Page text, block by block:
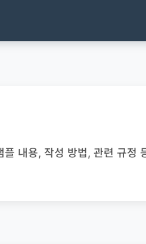
내용, 작성 방법, 관련 규정